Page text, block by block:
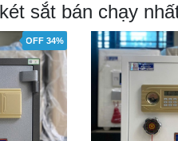
sắt bán chạy
OFF 34%